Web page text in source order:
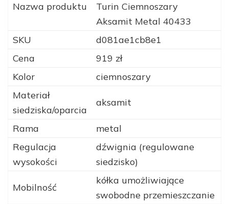
Nazwa produktu
Turin Ciemnoszary
Aksamit Metal 40433
SKU
d081ae1cb8e1
Cena
919 zł
Kolor
ciemnoszary
Materiał
siedziska/oparcia
aksamit
Rama
metal
Regulacja
wysokości
dźwignia (regulowane
siedzisko)
Mobilność
kółka umożliwiające
swobodne przemieszczanie